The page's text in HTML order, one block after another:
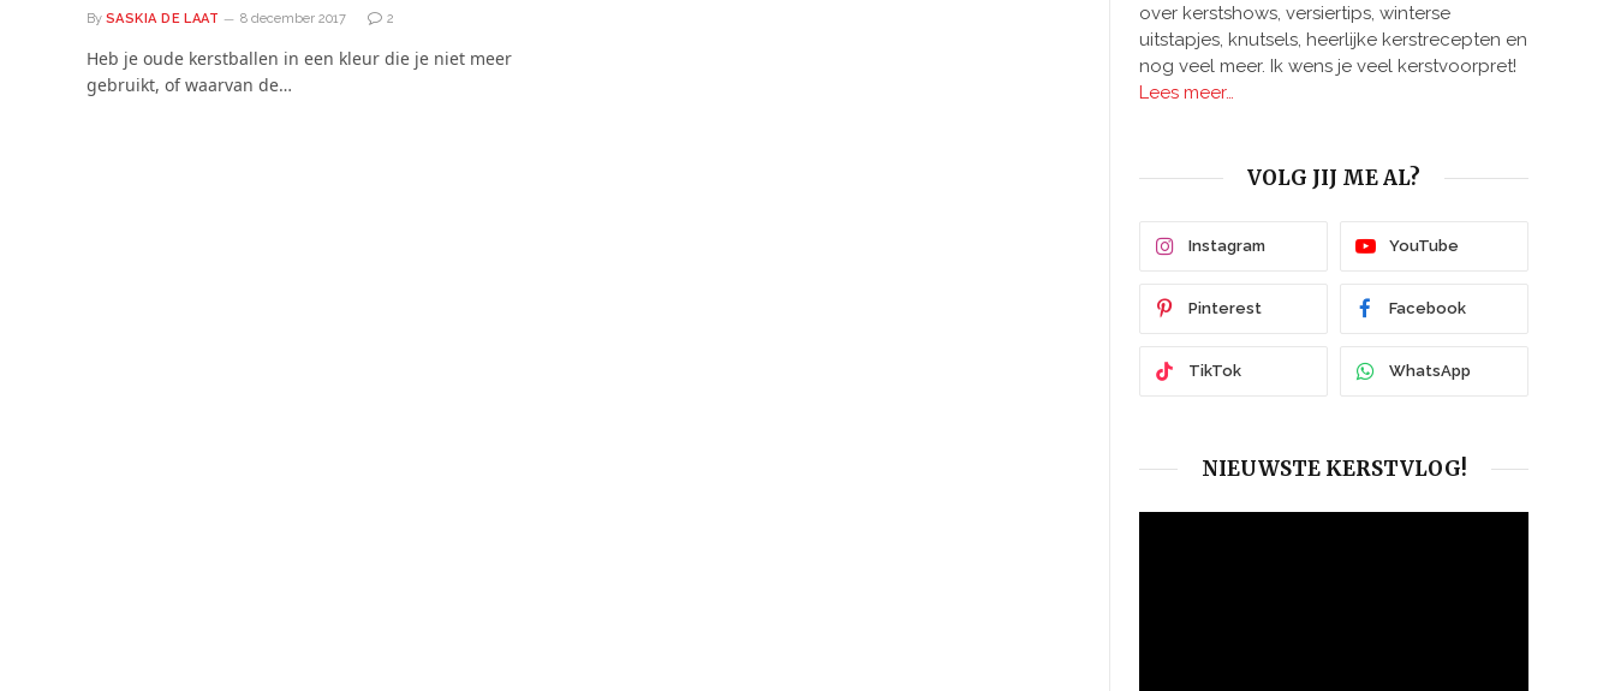
By SASKIA DE LAAT 8 december 2017 2
Heb je oude kerstballen in een kleur die je niet meer
gebruikt, of waarvan de…
over kerstshows, versiertips, winterse
uitstapjes, knutsels, heerlijke kerstrecepten en
nog veel meer. Ik wens je veel kerstvoorpret!
Lees meer…
VOLG JIJ ME AL?
Instagram YouTube
Pinterest Facebook
TikTok WhatsApp
NIEUWSTE KERSTVLOG!